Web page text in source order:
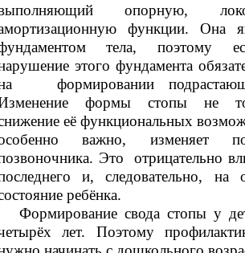
опорную,
функции. Она
тела, поэтому
этого фундамента
формировании
формы стопы не
её функциональных
важно, изменяет
Это отрицательно
и, следовательно,
ребёнка.
свода стопы у
лет. Поэтому